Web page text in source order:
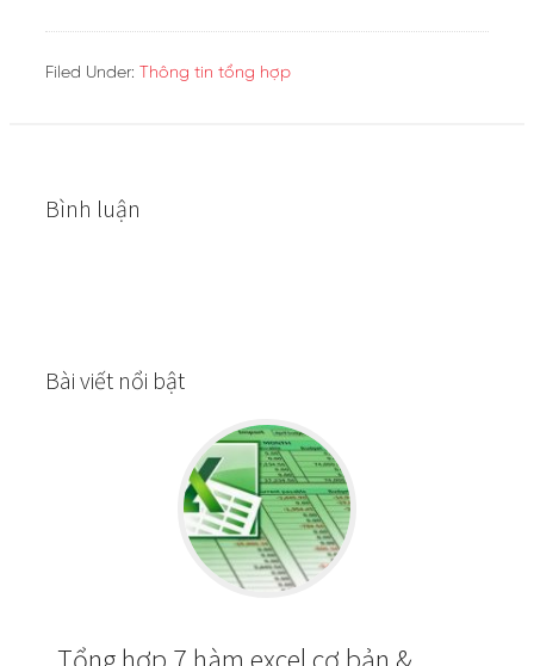
Filed Under: Thông tin tổng hợp
Bình luận
Bài viết nổi bật